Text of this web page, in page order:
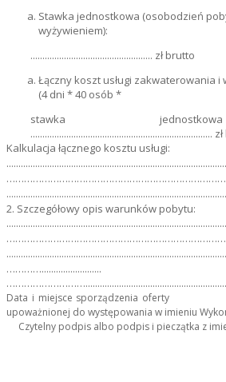
Stawka jednostkowa (osobodzień
wyżywieniem):
................................................... zł brutto
Łączny koszt usługi zakwaterowania
(4 dni * 40 osób *
stawka
............................................................................
Kalkulacja łącznego kosztu usługi:
2. Szczegółowy opis warunków pobytu:
………….........................
Data i miejsce sporządzenia oferty
upoważnionej do występowania w imieniu
Czytelny podpis albo podpis i pieczątka z